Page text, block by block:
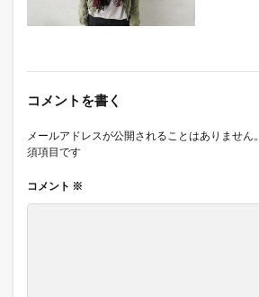
コメントを書く
メールアドレスが公開されることはありません。
須項目です
コメント ※